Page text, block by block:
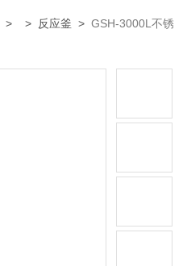
> > 反应釜 >GSH-3000L不锈